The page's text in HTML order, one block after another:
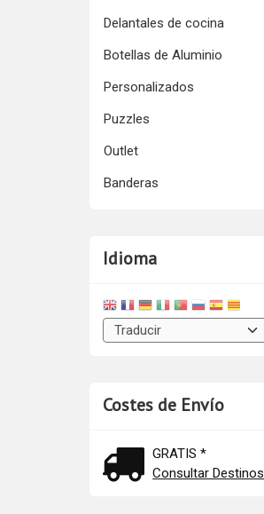
Delantales de cocina
Botellas de Aluminio
Personalizados
Puzzles
Outlet
Banderas
Idioma
Costes de Envío
GRATIS *
Consultar Destinos